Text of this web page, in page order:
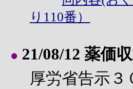
り110番）
● 21/08/12 薬価
厚労省告示３